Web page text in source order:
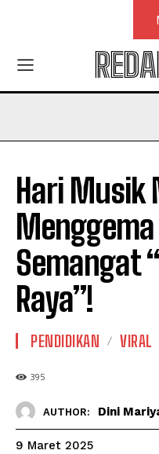
Hari Musik
Semangat
Raya”!
PENDIDIKAN VIRAL
395
AUTHOR: Dini
9 Maret 2025